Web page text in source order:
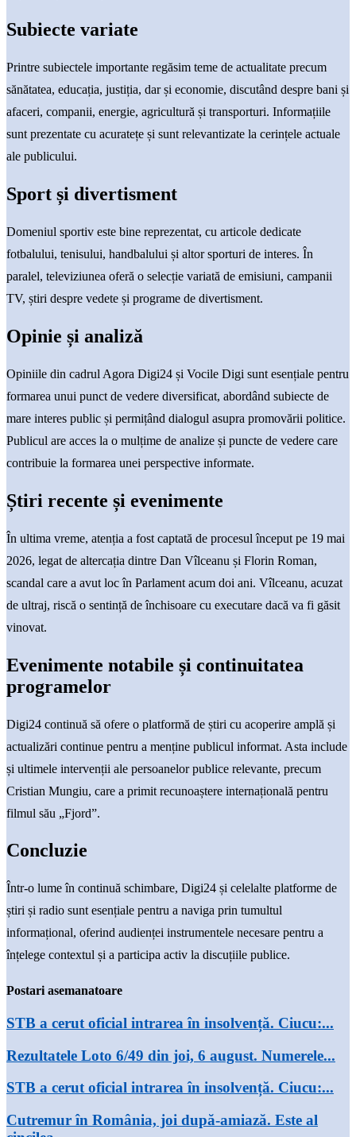
Subiecte variate
Printre subiectele importante regăsim teme de actualitate precum
sănătatea, educația, justiția, dar și economie, discutând despre bani și
afaceri, companii, energie, agricultură și transporturi. Informațiile
sunt prezentate cu acuratețe și sunt relevantizate la cerințele actuale
ale publicului.
Sport și divertisment
Domeniul sportiv este bine reprezentat, cu articole dedicate
fotbalului, tenisului, handbalului și altor sporturi de interes. În
paralel, televiziunea oferă o selecție variată de emisiuni, campanii
TV, știri despre vedete și programe de divertisment.
Opinie și analiză
Opiniile din cadrul Agora Digi24 și Vocile Digi sunt esențiale pentru
formarea unui punct de vedere diversificat, abordând subiecte de
mare interes public și permițând dialogul asupra promovării politice.
Publicul are acces la o mulțime de analize și puncte de vedere care
contribuie la formarea unei perspective informate.
Știri recente și evenimente
În ultima vreme, atenția a fost captată de procesul început pe 19 mai
2026, legat de altercația dintre Dan Vîlceanu și Florin Roman,
scandal care a avut loc în Parlament acum doi ani. Vîlceanu, acuzat
de ultraj, riscă o sentință de închisoare cu executare dacă va fi găsit
vinovat.
Evenimente notabile și continuitatea
programelor
Digi24 continuă să ofere o platformă de știri cu acoperire amplă și
actualizări continue pentru a menține publicul informat. Asta include
și ultimele intervenții ale persoanelor publice relevante, precum
Cristian Mungiu, care a primit recunoaștere internațională pentru
filmul său „Fjord”.
Concluzie
Într-o lume în continuă schimbare, Digi24 și celelalte platforme de
știri și radio sunt esențiale pentru a naviga prin tumultul
informațional, oferind audienței instrumentele necesare pentru a
înțelege contextul și a participa activ la discuțiile publice.
Postari asemanatoare
STB a cerut oficial intrarea în insolvență. Ciucu:...
Rezultatele Loto 6/49 din joi, 6 august. Numerele...
STB a cerut oficial intrarea în insolvență. Ciucu:...
Cutremur în România, joi după-amiază. Este al